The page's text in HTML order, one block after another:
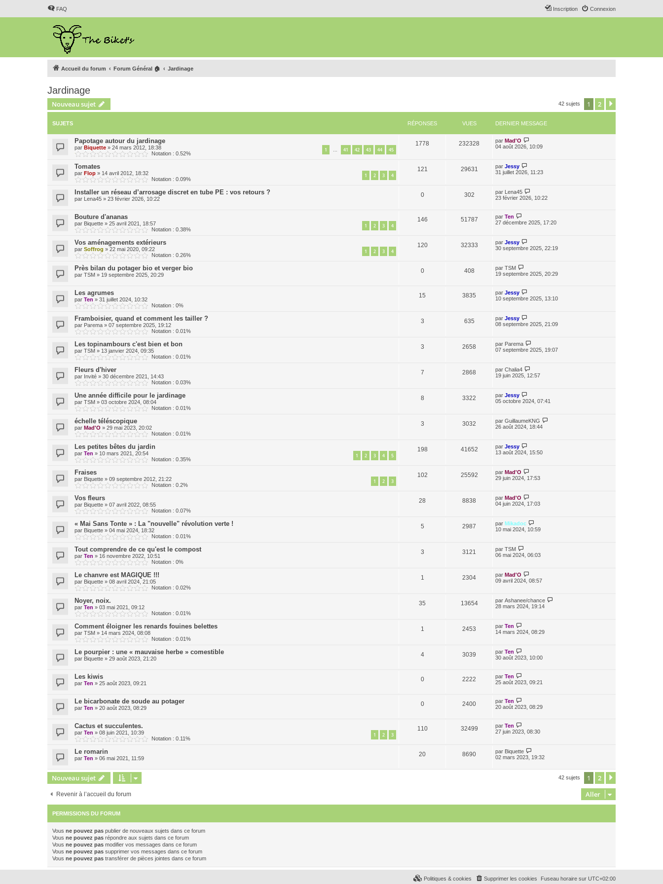
FAQ Connexion
Inscription
Accueil du forum Forum Général 🏠 Jardinage
Jardinage
Nouveau sujet 42 sujets 1 2
SUJETS RÉPONSES VUES DERNIER MESSAGE
Papotage autour du jardinage
par Biquette » 24 mars 2012, 18:38 1 … 41 42 43 44 45
Notation : 0.52%
1778 232328 par Mad'O
04 août 2026, 10:09
Tomates
par Flop » 14 avril 2012, 18:32 1 2 3 4
Notation : 0.09%
121 29631 par Jessy
31 juillet 2026, 11:23
Installer un réseau d’arrosage discret en tube PE : vos retours ?
par Lena45 » 23 février 2026, 10:22
0 302 par Lena45
23 février 2026, 10:22
Bouture d'ananas
par Biquette » 25 avril 2021, 18:57 1 2 3 4
Notation : 0.38%
146 51787 par Ten
27 décembre 2025, 17:20
Vos aménagements extérieurs
par Soffrog » 22 mai 2020, 09:22 1 2 3 4
Notation : 0.26%
120 32333 par Jessy
30 septembre 2025, 22:19
Près bilan du potager bio et verger bio
par TSM » 19 septembre 2025, 20:29
0 408 par TSM
19 septembre 2025, 20:29
Les agrumes
par Ten » 31 juillet 2024, 10:32
Notation : 0%
15 3835 par Jessy
10 septembre 2025, 13:10
Framboisier, quand et comment les tailler ?
par Parema » 07 septembre 2025, 19:12
Notation : 0.01%
3 635 par Jessy
08 septembre 2025, 21:09
Les topinambours c'est bien et bon
par TSM » 13 janvier 2024, 09:35
Notation : 0.01%
3 2658 par Parema
07 septembre 2025, 19:07
Fleurs d'hiver
par Invité » 30 décembre 2021, 14:43
Notation : 0.03%
7 2868 par Chalia4
19 juin 2025, 12:57
Une année difficile pour le jardinage
par TSM » 03 octobre 2024, 08:04
Notation : 0.01%
8 3322 par Jessy
05 octobre 2024, 07:41
échelle téléscopique
par Mad'O » 29 mai 2023, 20:02
Notation : 0.01%
3 3032 par GuillaumeKNG
26 août 2024, 18:44
Les petites bêtes du jardin
par Ten » 10 mars 2021, 20:54 1 2 3 4 5
Notation : 0.35%
198 41652 par Jessy
13 août 2024, 15:50
Fraises
par Biquette » 09 septembre 2012, 21:22 1 2 3
Notation : 0.2%
102 25592 par Mad'O
29 juin 2024, 17:53
Vos fleurs
par Biquette » 07 avril 2022, 08:55
Notation : 0.07%
28 8838 par Mad'O
04 juin 2024, 17:03
« Mai Sans Tonte » : La "nouvelle" révolution verte !
par Biquette » 04 mai 2024, 18:32
Notation : 0.01%
5 2987 par Mikadoc
10 mai 2024, 10:59
Tout comprendre de ce qu'est le compost
par Ten » 16 novembre 2022, 10:51
Notation : 0%
3 3121 par TSM
06 mai 2024, 06:03
Le chanvre est MAGIQUE !!!
par Biquette » 08 avril 2024, 21:05
Notation : 0.02%
1 2304 par Mad'O
09 avril 2024, 08:57
Noyer, noix.
par Ten » 03 mai 2021, 09:12
Notation : 0.01%
35 13654 par Ashanee/chance
28 mars 2024, 19:14
Comment éloigner les renards fouines belettes
par TSM » 14 mars 2024, 08:08
Notation : 0.01%
1 2453 par Ten
14 mars 2024, 08:29
Le pourpier : une « mauvaise herbe » comestible
par Biquette » 29 août 2023, 21:20
4 3039 par Ten
30 août 2023, 10:00
Les kiwis
par Ten » 25 août 2023, 09:21
0 2222 par Ten
25 août 2023, 09:21
Le bicarbonate de soude au potager
par Ten » 20 août 2023, 08:29
0 2400 par Ten
20 août 2023, 08:29
Cactus et succulentes.
par Ten » 08 juin 2021, 10:39 1 2 3
Notation : 0.11%
110 32499 par Ten
27 juin 2023, 08:30
Le romarin
par Ten » 06 mai 2021, 11:59
20 8690 par Biquette
02 mars 2023, 19:32
Nouveau sujet 42 sujets 1 2
Revenir à l’accueil du forum Aller
PERMISSIONS DU FORUM
Vous ne pouvez pas publier de nouveaux sujets dans ce forum
Vous ne pouvez pas répondre aux sujets dans ce forum
Vous ne pouvez pas modifier vos messages dans ce forum
Vous ne pouvez pas supprimer vos messages dans ce forum
Vous ne pouvez pas transférer de pièces jointes dans ce forum
Fuseau horaire sur UTC+02:00
Supprimer les cookies
Politiques & cookies